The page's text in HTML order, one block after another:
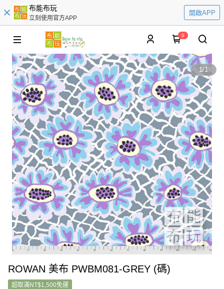
布能布玩
立刻使用官方APP
開啟APP
0
1/1
ROWAN 美布 PWBM081-GREY (碼)
超取滿NT$1,500免運